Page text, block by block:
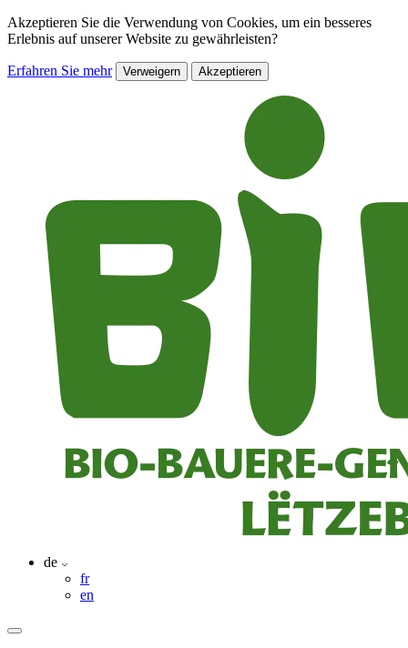
Akzeptieren Sie die Verwendung von Cookies, um ein besseres
Erlebnis auf unserer Website zu gewährleisten?
Erfahren Sie mehr Verweigern Akzeptieren
de
fr
en